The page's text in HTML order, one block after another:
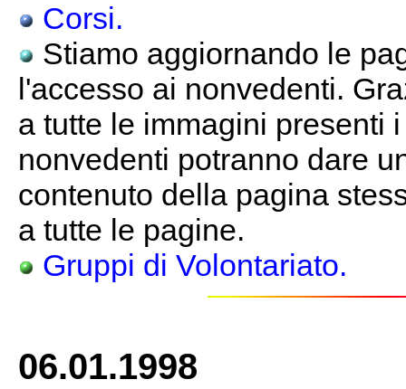
Corsi.
Stiamo aggiornando le
l'accesso ai nonvedenti.
a tutte le immagini presenti
nonvedenti potranno dare
contenuto della pagina
a tutte le pagine.
Gruppi di Volontariato.
06.01.1998